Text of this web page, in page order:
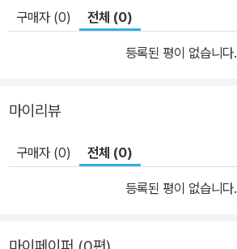
구매자 (0) 전체 (0)
등록된 평이 없습니다.
마이리뷰
구매자 (0) 전체 (0)
등록된 평이 없습니다.